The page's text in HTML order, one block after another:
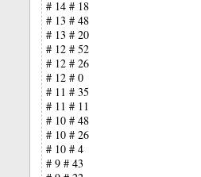
# 14 # 18
# 13 # 48
# 13 # 20
# 12 # 52
# 12 # 26
# 12 # 0
# 11 # 35
# 11 # 11
# 10 # 48
# 10 # 26
# 10 # 4
# 9 # 43